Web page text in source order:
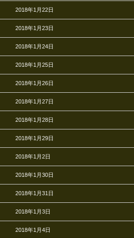
2018年1月22日
2018年1月23日
2018年1月24日
2018年1月25日
2018年1月26日
2018年1月27日
2018年1月28日
2018年1月29日
2018年1月2日
2018年1月30日
2018年1月31日
2018年1月3日
2018年1月4日